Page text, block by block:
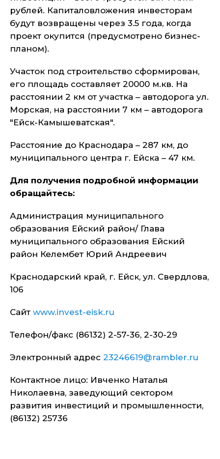
рублей. Капиталовложения инвесторам
будут возвращены через 3.5 года, когда
проект окупится (предусмотрено бизнес-
планом).
Участок под строительство сформирован,
его площадь составляет 20000 м.кв. На
расстоянии 2 км от участка – автодорога ул.
Морская, на расстоянии 7 км – автодорога
"Ейск-Камышеватская".
Расстояние до Краснодара – 287 км, до
муниципального центра г. Ейска – 47 км.
Для получения подробной информации
обращайтесь:
Администрация муниципального
образования Ейский район/ Глава
муниципального образования Ейский
район Келембет Юрий Андреевич
Краснодарский край, г. Ейск, ул. Свердлова,
106
Сайт www.invest-eisk.ru
Телефон/факс (86132) 2-57-36, 2-30-29
Электронный адрес 23246619@rambler.ru
Контактное лицо: Ивченко Наталья
Николаевна, заведующий сектором
развития инвестиций и промышленности,
(86132) 25736